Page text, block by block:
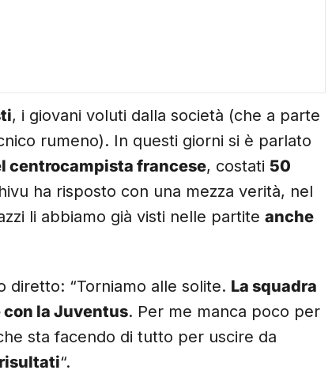
, i giovani voluti dalla società (che a parte
rumeno). In questi giorni si è parlato
centrocampista francese, costati 50
ha risposto con una mezza verità, nel
li abbiamo già visti nelle partite anche
diretto: “Torniamo alle solite. La squadra
con la Juventus. Per me manca poco per
sta facendo di tutto per uscire da
“.